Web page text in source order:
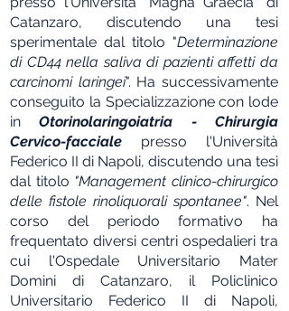
Catanzaro, discutendo una tesi
sperimentale dal titolo "Determinazione
di CD44 nella saliva di pazienti affetti da
carcinomi laringei". Ha successivamente
conseguito la Specializzazione con lode
inOtorinolaringoiatria - Chirurgia
Cervico-facciale presso l'Università
Federico II di Napoli, discutendo una tesi
dal titolo "Management clinico-chirurgico
delle fistole rinoliquorali spontanee". Nel
corso del periodo formativo ha
frequentato diversi centri ospedalieri tra
cui l'Ospedale Universitario Mater
Domini di Catanzaro, il Policlinico
Universitario Federico II di Napoli,